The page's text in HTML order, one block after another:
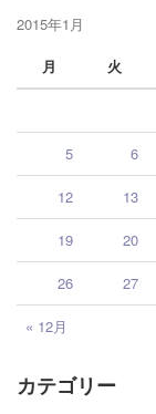
2015年1月
月
火
« 12月
5 6
12 13
19 20
26 27
カテゴリー